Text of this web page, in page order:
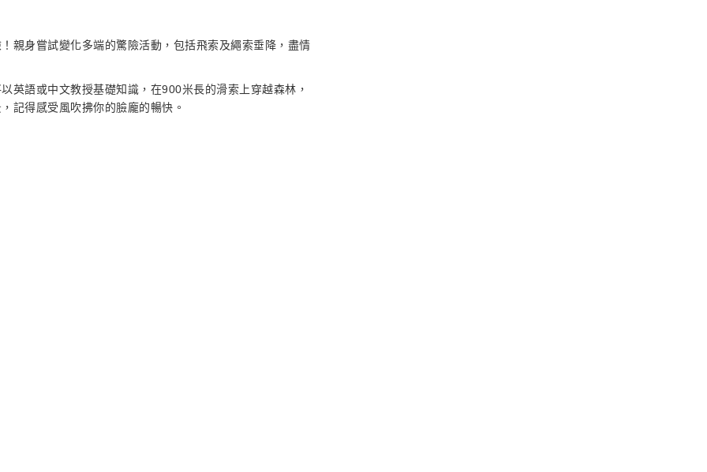
親身嘗試變化多端的驚險活動，包括飛索及繩索垂降，盡情
英語或中文教授基礎知識，在900米長的滑索上穿越森林，
記得感受風吹拂你的臉龐的暢快。